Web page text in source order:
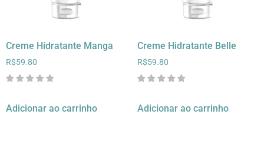
Creme Hidratante Manga
R$59.80
Adicionar ao carrinho
Creme Hidratante Belle
R$59.80
Adicionar ao carrinho